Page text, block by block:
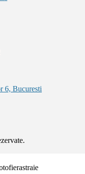
6, Bucuresti